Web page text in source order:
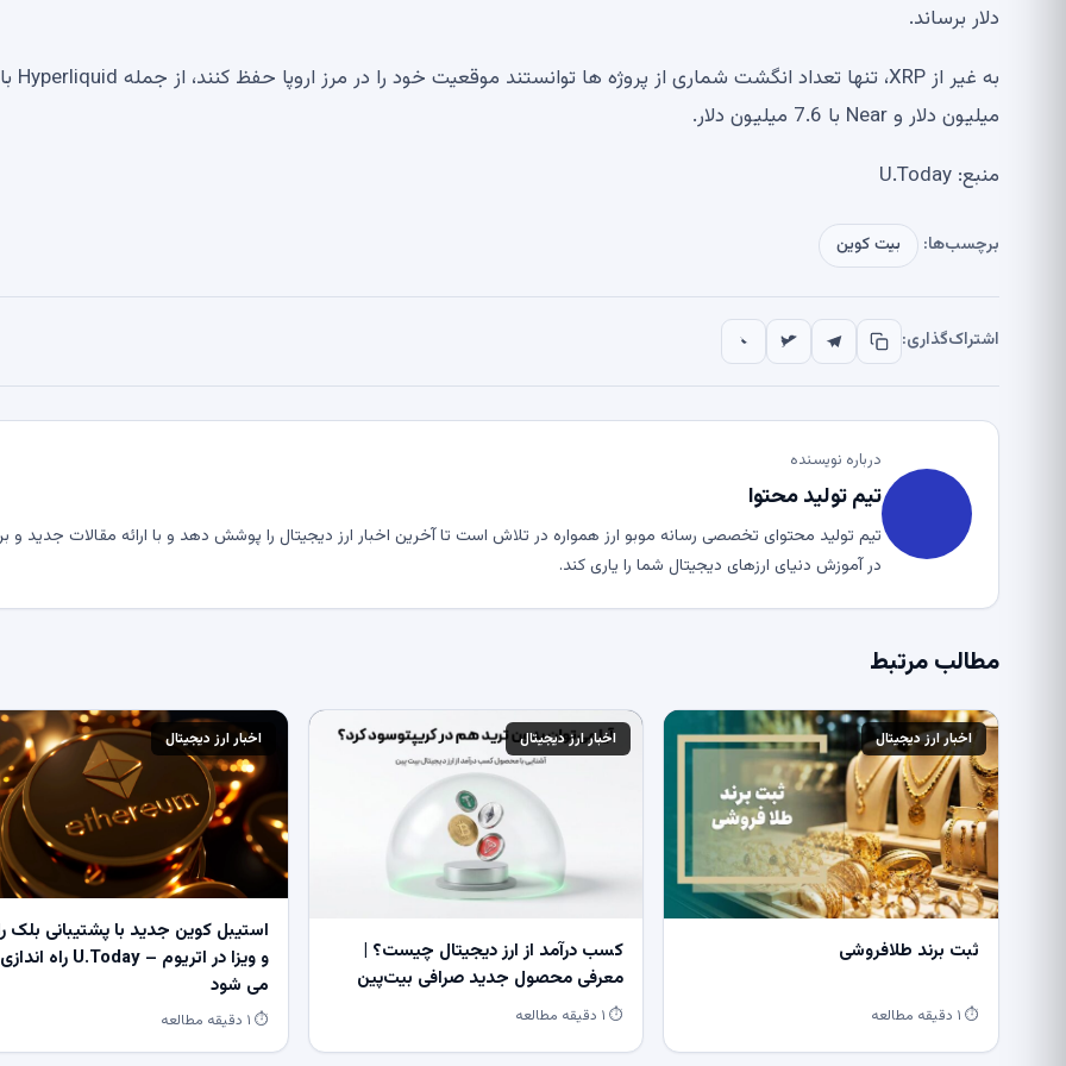
دلار برساند.
میلیون دلار و Near با 7.6 میلیون دلار.
منبع: U.Today
برچسب‌ها: بیت کوین
اشتراک‌گذاری:
درباره نویسنده
تیم تولید محتوا
تیم تولید محتوای تخصصی رسانه موبو ارز همواره در تلاش است تا آخرین اخبار ارز دیجیتال را پوشش دهد و با ارائه مقالات جدید و
در آموزش دنیای ارزهای دیجیتال شما را یاری کند.
مطالب مرتبط
اخبار ارز دیجیتال
ثبت برند طلافروشی
⏱ ۱ دقیقه مطالعه
اخبار ارز دیجیتال
کسب درآمد از ارز دیجیتال چیست؟ |
معرفی محصول جدید صرافی بیت‌پین
⏱ ۱ دقیقه مطالعه
اخبار ارز دیجیتال
استیبل کوین جدید با پشتیبانی بلک
و ویزا در اتریوم – U.Today راه اندازی
می شود
⏱ ۱ دقیقه مطالعه